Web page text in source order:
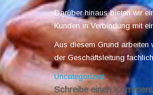
Darüber hinaus bieten wir
Kunden in Verbindung mit
Aus diesem Grund arbeiten
der Geschäftsleitung
Uncategorized
Schreibe einen